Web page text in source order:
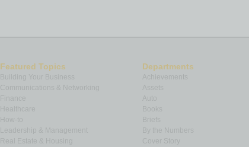
Featured Topics
Building Your Business
Communications & Networking
How-to
Leadership & Management
Real Estate & Housing
Departments
Auto
Books
By the Numbers
Cover Story